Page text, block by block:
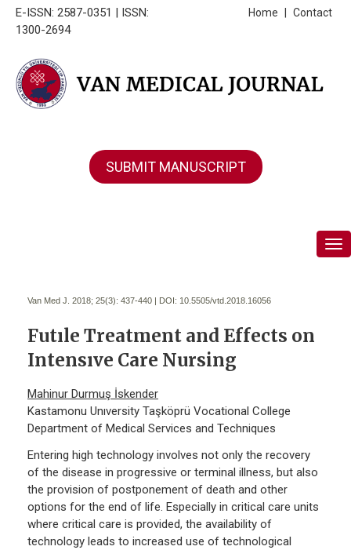
E-ISSN: 2587-0351 | ISSN:
1300-2694
Contact
Home
SUBMIT MANUSCRIPT
Van Med J. 2018; 25(3): 437-440 | DOI: 10.5505/vtd.2018.16056
Futıle Treatment and Effects on
Intensıve Care Nursing
Mahinur Durmuş İskender
Kastamonu Unıversity Taşköprü Vocational College
Department of Medical Services and Techniques
Entering high technology involves not only the recovery
of the disease in progressive or terminal illness, but also
the provision of postponement of death and other
options for the end of life. Especially in critical care units
where critical care is provided, the availability of
technology leads to increased use of technological